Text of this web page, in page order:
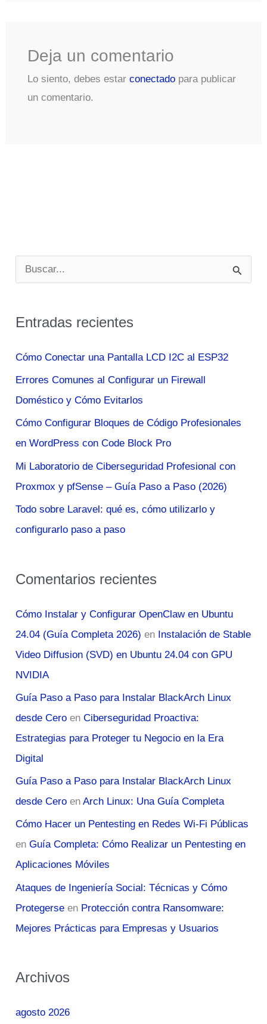
Deja un comentario
Lo siento, debes estar conectadopara publicar
un comentario.
u
c
p
o
r
:
Entradas recientes
Cómo Conectar una Pantalla LCD I2C al ESP32
Errores Comunes al Configurar un Firewall
Doméstico y Cómo Evitarlos
Cómo Configurar Bloques de Código Profesionales
en WordPress con Code Block Pro
Mi Laboratorio de Ciberseguridad Profesional con
Proxmox y pfSense – Guía Paso a Paso (2026)
Todo sobre Laravel: qué es, cómo utilizarlo y
configurarlo paso a paso
Comentarios recientes
Cómo Instalar y Configurar OpenClaw en Ubuntu
24.04 (Guía Completa 2026) en Instalación de Stable
Video Diffusion (SVD) en Ubuntu 24.04 con GPU
NVIDIA
Guía Paso a Paso para Instalar BlackArch Linux
desde Cero enCiberseguridad Proactiva:
Estrategias para Proteger tu Negocio en la Era
Digital
Guía Paso a Paso para Instalar BlackArch Linux
desde Cero enArch Linux: Una Guía Completa
Cómo Hacer un Pentesting en Redes Wi-Fi Públicas
enGuía Completa: Cómo Realizar un Pentesting en
Aplicaciones Móviles
Ataques de Ingeniería Social: Técnicas y Cómo
Protegerse en Protección contra Ransomware:
Mejores Prácticas para Empresas y Usuarios
Archivos
agosto 2026